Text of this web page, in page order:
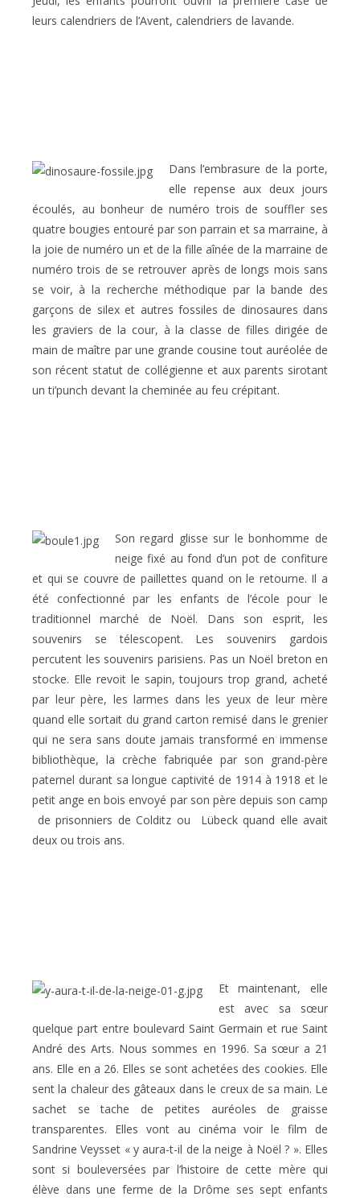
leurs calendriers de l’Avent, calendriers de lavande.
Dans l’embrasure de la porte,
elle repense aux deux jours
écoulés, au bonheur de numéro trois de souffler ses
quatre bougies entouré par son parrain et sa marraine, à
la joie de numéro un et de la fille aînée de la marraine de
numéro trois de se retrouver après de longs mois sans
se voir, à la recherche méthodique par la bande des
garçons de silex et autres fossiles de dinosaures dans
les graviers de la cour, à la classe de filles dirigée de
main de maître par une grande cousine tout auréolée de
son récent statut de collégienne et aux parents sirotant
un ti’punch devant la cheminée au feu crépitant.
Son regard glisse sur le bonhomme de
neige fixé au fond d’un pot de confiture
et qui se couvre de paillettes quand on le retourne. Il a
été confectionné par les enfants de l’école pour le
traditionnel marché de Noël. Dans son esprit, les
souvenirs se télescopent. Les souvenirs gardois
percutent les souvenirs parisiens. Pas un Noël breton en
stocke. Elle revoit le sapin, toujours trop grand, acheté
par leur père, les larmes dans les yeux de leur mère
quand elle sortait du grand carton remisé dans le grenier
qui ne sera sans doute jamais transformé en immense
bibliothèque, la crèche fabriquée par son grand-père
paternel durant sa longue captivité de 1914 à 1918 et le
petit ange en bois envoyé par son père depuis son camp
de prisonniers de Colditz ou
Lübeck quand elle avait
deux ou trois ans.
Et maintenant, elle
est avec sa sœur
quelque part entre boulevard Saint Germain et rue Saint
André des Arts. Nous sommes en 1996. Sa sœur a 21
ans. Elle en a 26. Elles se sont achetées des cookies. Elle
sent la chaleur des gâteaux dans le creux de sa main. Le
sachet se tache de petites auréoles de graisse
transparentes. Elles vont au cinéma voir le film de
Sandrine Veysset « y aura-t-il de la neige à Noël ? ». Elles
sont si bouleversées par l’histoire de cette mère qui
élève dans une ferme de la Drôme ses sept enfants